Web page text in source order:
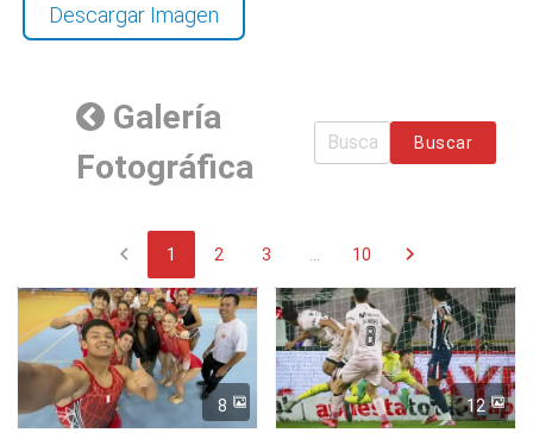
Descargar Imagen
Galería
Fotográfica
Buscar
chevron_left 1 2 3 10 chevron_right
8 12